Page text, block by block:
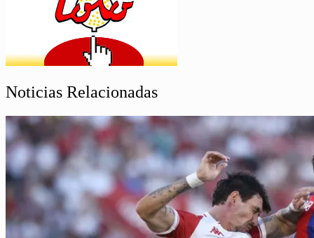
Noticias Relacionadas